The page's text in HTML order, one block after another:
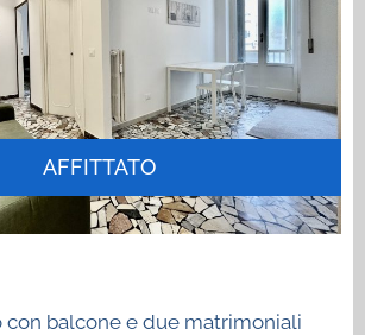
AFFITTATO
con balcone e due matrimoniali